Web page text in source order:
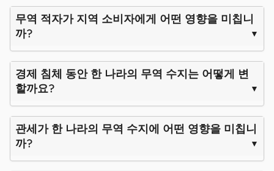
무역 적자가 지역 소비자에게 어떤 영향을 미칩니
까?
경제 침체 동안 한 나라의 무역 수지는 어떻게 변
할까요?
관세가 한 나라의 무역 수지에 어떤 영향을 미칩니
까?